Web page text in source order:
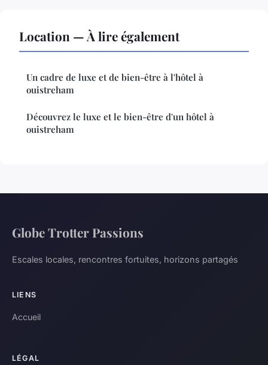
Location — À lire également
Un cadre de luxe et de bien-être à l'hôtel à
ouistreham
Découvrez le luxe et le bien-être d'un hôtel à
ouistreham
Globe Trotter Passions
Escales locales, rencontres fortuites, horizons partagés
LIENS
Accueil
LÉGAL